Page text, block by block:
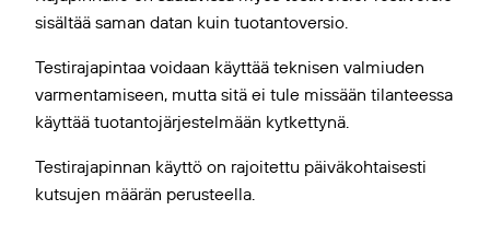
sisältää saman datan kuin tuotantoversio.
Testirajapintaa voidaan käyttää teknisen valmiuden
varmentamiseen, mutta sitä ei tule missään tilanteessa
käyttää tuotantojärjestelmään kytkettynä.
Testirajapinnan käyttö on rajoitettu päiväkohtaisesti
kutsujen määrän perusteella.